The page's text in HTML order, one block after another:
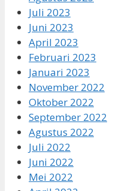
Juli 2023
Juni 2023
April 2023
Februari 2023
Januari 2023
November 2022
Oktober 2022
September 2022
Agustus 2022
Juli 2022
Juni 2022
Mei 2022